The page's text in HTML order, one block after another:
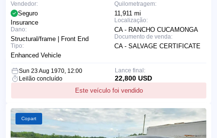
Quilometragem:
11,911 mi
Localização:
CA - RANCHO CUCAMONGA
Documento de venda:
CA - SALVAGE CERTIFICATE
Vendedor:
Seguro
Insurance
Dano:
Structural/frame | Front End
Tipo:
Enhanced Vehicle
Sun 23 Aug 1970, 12:00
Leilão concluído
Este veículo foi vendido
Lance final:
22,800 USD
Copart